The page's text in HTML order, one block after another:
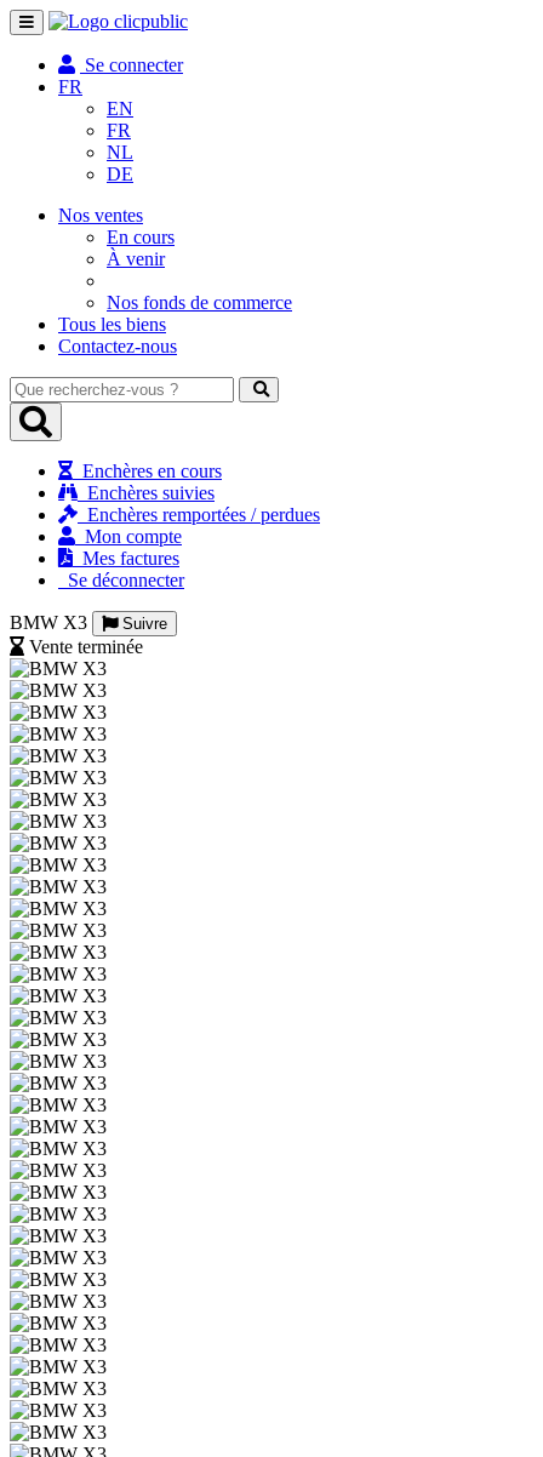
Toggle
navigation
Se connecter
FR
EN
FR
NL
DE
Nos ventes
En cours
À venir
Nos fonds de commerce
Tous les biens
Contactez-nous
Que
recherchez-
vous
Enchères en cours
Enchères suivies
Enchères remportées / perdues
Mon compte
Mes factures
Se déconnecter
BMW X3 Suivre
Vente terminée